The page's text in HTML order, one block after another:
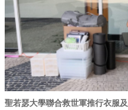
聖若瑟大學聯合救世軍推行衣服